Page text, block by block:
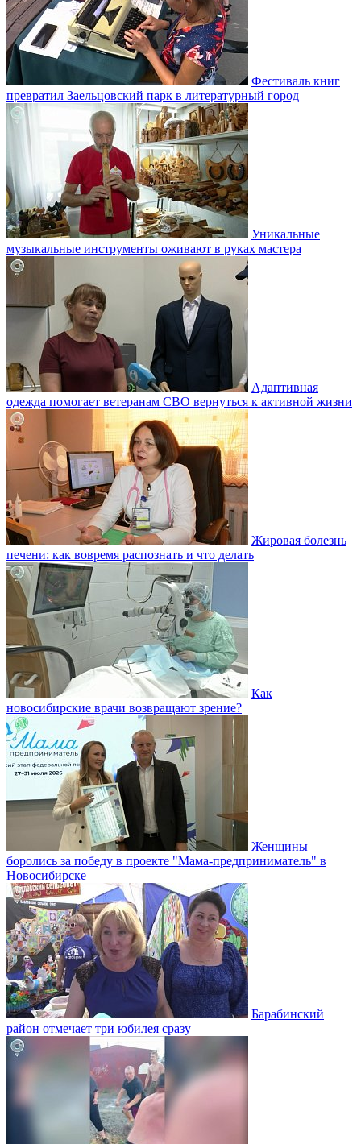
Фестиваль книг
превратил Заельцовский парк в литературный город
Уникальные
музыкальные инструменты оживают в руках мастера
Адаптивная
одежда помогает ветеранам СВО вернуться к активной жизни
Жировая болезнь
печени: как вовремя распознать и что делать
Как
новосибирские врачи возвращают зрение?
Женщины
боролись за победу в проекте "Мама-предприниматель" в
Новосибирске
Барабинский
район отмечает три юбилея сразу